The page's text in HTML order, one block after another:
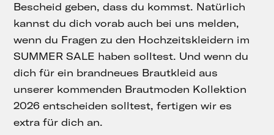
Bescheid geben, dass du kommst. Natürlich
kannst du dich vorab auch bei uns melden,
wenn du Fragen zu den Hochzeitskleidern im
SUMMER SALE haben solltest. Und wenn du
dich für ein brandneues Brautkleid aus
unserer kommenden Brautmoden Kollektion
2026 entscheiden solltest, fertigen wir es
extra für dich an.